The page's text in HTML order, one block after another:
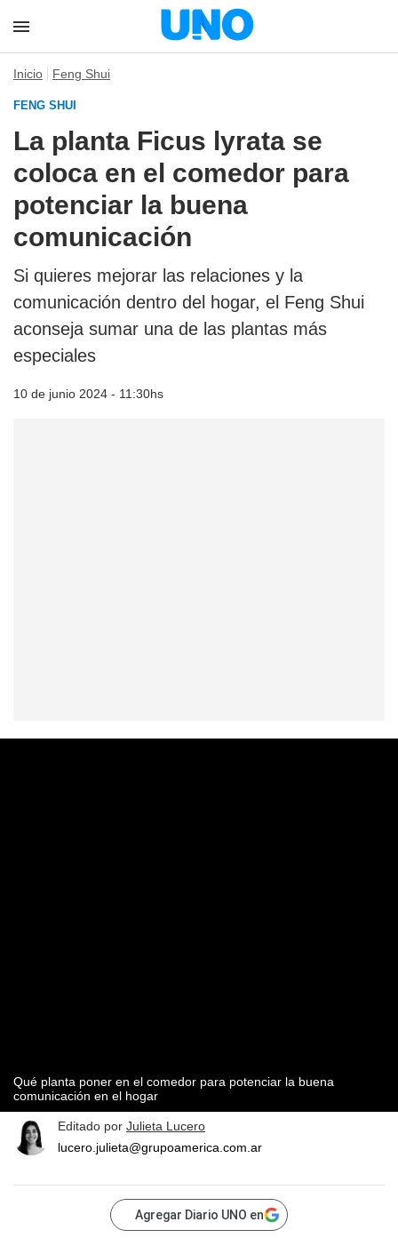
Inicio Feng Shui
FENG SHUI
La planta Ficus lyrata se
coloca en el comedor para
potenciar la buena
comunicación
Si quieres mejorar las relaciones y la
comunicación dentro del hogar, el Feng Shui
aconseja sumar una de las plantas más
especiales
10 de junio 2024 - 11:30hs
Qué planta poner en el comedor para potenciar la buena
comunicación en el hogar
Editado por Julieta Lucero
lucero.julieta@grupoamerica.com.ar
Agregar Diario UNO en